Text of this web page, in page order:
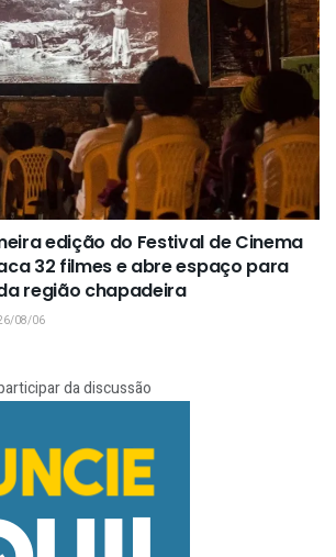
edição do Festival de Cinema
32 filmes e abre espaço para
região chapadeira
08/06
da discussão